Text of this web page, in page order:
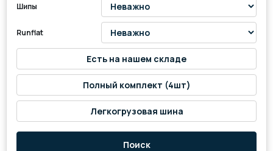
Шипы
Runflat
Есть на нашем складе
Полный комплект (4шт)
Легкогрузовая шина
Поиск